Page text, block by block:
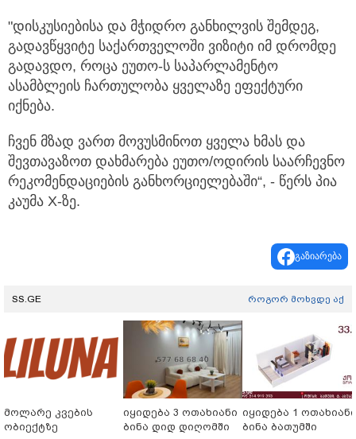
"დისკუსიებისა და მჭიდრო განხილვის შემდეგ,
გადავწყვიტე საქართველოში ვიზიტი იმ დრომდე
გადავდო, როცა ეუთო-ს საპარლამენტო
ასამბლეის ჩართულობა ყველაზე ეფექტური
იქნება.
ჩვენ მზად ვართ მოვუსმინოთ ყველა ხმას და
შევთავაზოთ დახმარება ეუთო/ოდირის საარჩევნო
რეკომენდაციების განხორციელებაში“, - წერს პია
კაუმა X-ზე.
გაზიარება
SS.GE როგორ მოხვდე აქ
მოლარე კვების
ობიექტზე
იყიდება 3 ოთახიანი
ბინა დიდ დიღომში
იყიდება 1 ოთახიანი
ბინა ბათუმში